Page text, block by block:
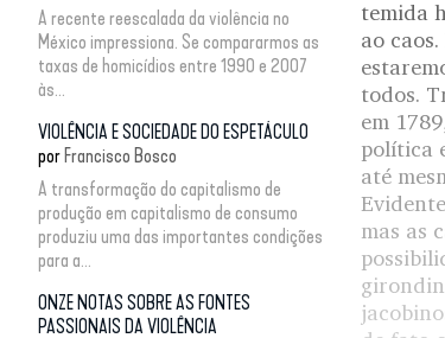
A recente reescalada da violência no
México impressiona. Se compararmos as
taxas de homicídios entre 1990 e 2007
às...
VIOLÊNCIA E SOCIEDADE DO ESPETÁCULO
por Francisco Bosco
A transformação do capitalismo de
produção em capitalismo de consumo
produziu uma das importantes condições
para a...
ONZE NOTAS SOBRE AS FONTES
PASSIONAIS DA VIOLÊNCIA
temida
ao
todos.
em
política
até
mas as